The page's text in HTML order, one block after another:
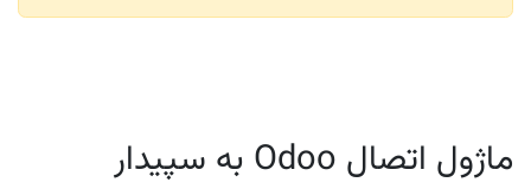
ماژول اتصال Odoo به سپیدار